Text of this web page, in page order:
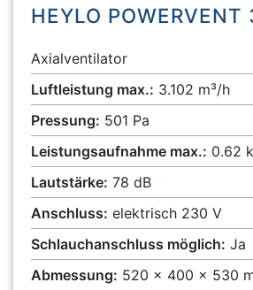
HEYLO POWERVENT
Axialventilator
Luftleistung max.: 3.102 m³/h
Pressung: 501 Pa
Leistungsaufnahme max.: 0.62
Lautstärke: 78 dB
Anschluss: elektrisch 230 V
Schlauchanschluss möglich: Ja
Abmessung: 520 x 400 x 530